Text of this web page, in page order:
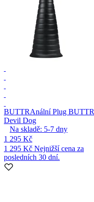
BUTTRAnální Plug BUTTR
Devil Dog
Na skladě: 5-7 dny
1 295 Kč
1 295 Kč Nejnižší cena za
posledních 30 dní.